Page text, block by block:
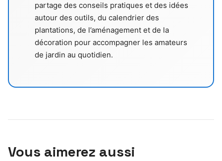
partage des conseils pratiques et des idées
autour des outils, du calendrier des
plantations, de l’aménagement et de la
décoration pour accompagner les amateurs
de jardin au quotidien.
Vous aimerez aussi